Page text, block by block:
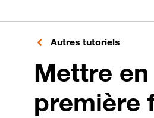
Autres tutoriels
Mettre
première